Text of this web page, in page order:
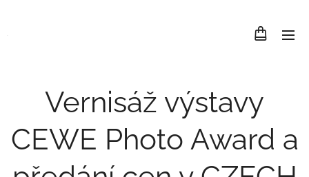
Vernisáž výstavy
CEWE Photo Award a